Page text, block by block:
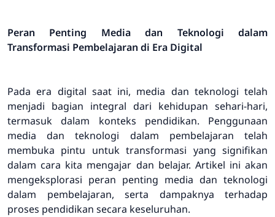
Peran Penting Media dan Teknologi dalam
Transformasi Pembelajaran di Era Digital
Pada era digital saat ini, media dan teknologi telah
menjadi bagian integral dari kehidupan sehari-hari,
termasuk dalam konteks pendidikan. Penggunaan
media dan teknologi dalam pembelajaran telah
membuka pintu untuk transformasi yang signifikan
dalam cara kita mengajar dan belajar. Artikel ini akan
mengeksplorasi peran penting media dan teknologi
dalam pembelajaran, serta dampaknya terhadap
proses pendidikan secara keseluruhan.